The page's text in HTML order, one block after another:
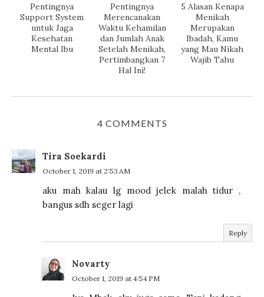
Pentingnya
Support System
untuk Jaga
Kesehatan
Mental Ibu
Pentingnya
Merencanakan
Waktu Kehamilan
dan Jumlah Anak
Setelah Menikah,
Pertimbangkan 7
Hal Ini!
5 Alasan Kenapa
Menikah
Merupakan
Ibadah, Kamu
yang Mau Nikah
Wajib Tahu
4 COMMENTS
Tira Soekardi
October 1, 2019 at 2:53 AM
aku mah kalau lg mood jelek malah tidur ,
bangus sdh seger lagi
Reply
Novarty
October 1, 2019 at 4:54 PM